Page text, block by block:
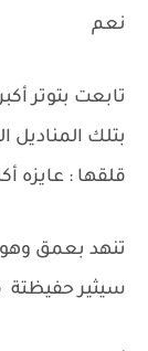
نعم
تابعت بتوتر
بتلك المناديل
قلقها : عايزه
تنهد بعمق
سيثير